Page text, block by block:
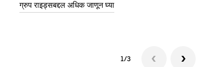
ग्रुप राइड्सबद्दल अधिक जाणून घ्या
1/3